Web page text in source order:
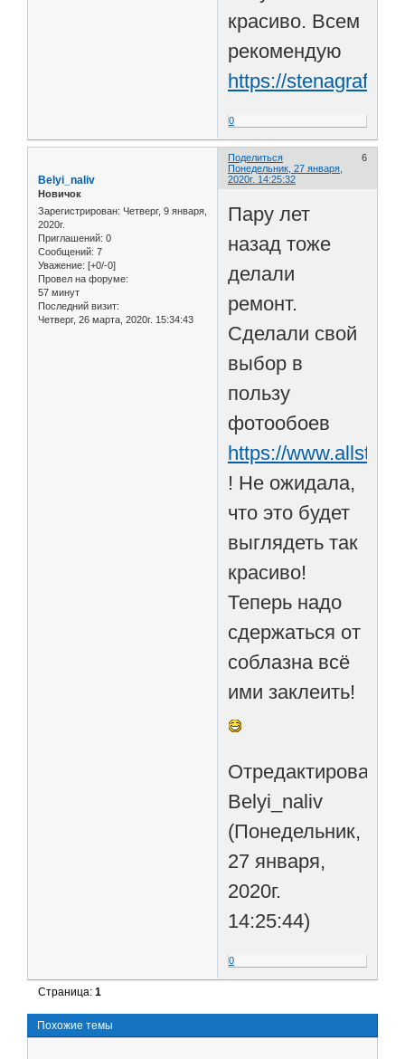
красиво. Всем
рекомендую
https://
0
Поделиться
6
Понедельник, 27 января,
2020г. 14:25:32
Belyi_naliv
Новичок
Зарегистрирован: Четверг, 9 января,
2020г.
Приглашений: 0
Сообщений: 7
Уважение: [+0/-0]
Провел на форуме:
57 минут
Последний визит:
Четверг, 26 марта, 2020г. 15:34:43
Пару лет
назад тоже
делали
ремонт.
Сделали свой
выбор в
пользу
фотообоев
https://
! Не ожидала,
что это будет
выглядеть так
красиво!
Теперь надо
сдержаться от
соблазна всё
ими заклеить!
Отредактировано
Belyi_naliv
(Понедельник,
27 января,
2020г.
14:25:44)
0
Страница:1
Похожие темы